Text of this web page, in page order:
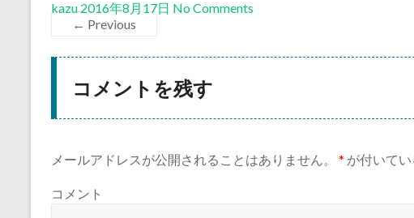
kazu 2016年8月17日 No Comments
← Previous
コメントを残す
メールアドレスが公開されることはありません。 * が付いて
コメント